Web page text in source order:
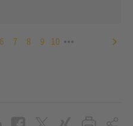
Seite
Zeige Seite
6
Zeige Seite
7
Zeige Seite
8
Zeige Seite
9
Zeige Seite
10